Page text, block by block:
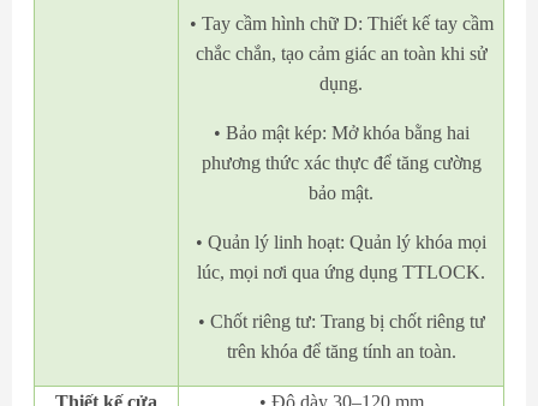
• Tay cầm hình chữ D: Thiết kế tay cầm
chắc chắn, tạo cảm giác an toàn khi sử
dụng.
• Bảo mật kép: Mở khóa bằng hai
phương thức xác thực để tăng cường
bảo mật.
• Quản lý linh hoạt: Quản lý khóa mọi
lúc, mọi nơi qua ứng dụng TTLOCK.
• Chốt riêng tư: Trang bị chốt riêng tư
trên khóa để tăng tính an toàn.